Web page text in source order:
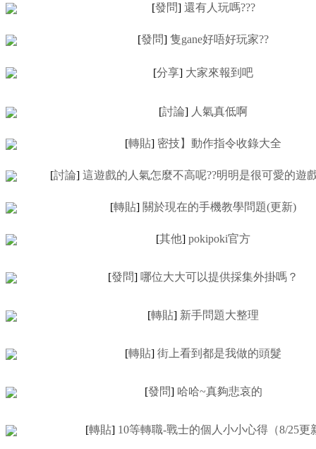
[發問] 還有人玩嗎???
[發問] 隻gane好唔好玩家??
[分享] 大家來報到吧
[討論] 人氣真低啊
[轉貼] 密技】動作指令收錄大全
[討論] 這遊戲的人氣怎麼不高呢??明明是很可愛的遊
[轉貼] 關於現在的手機教學問題(更新)
[其他] pokipoki官方
[發問] 哪位大大可以提供採集外掛嗎？
[轉貼] 新手問題大整理
[轉貼] 街上看到都是我做的頭髮
[發問] 哈哈~真夠悲哀的
[轉貼] 10等轉職-戰士的個人小小心得（8/25更